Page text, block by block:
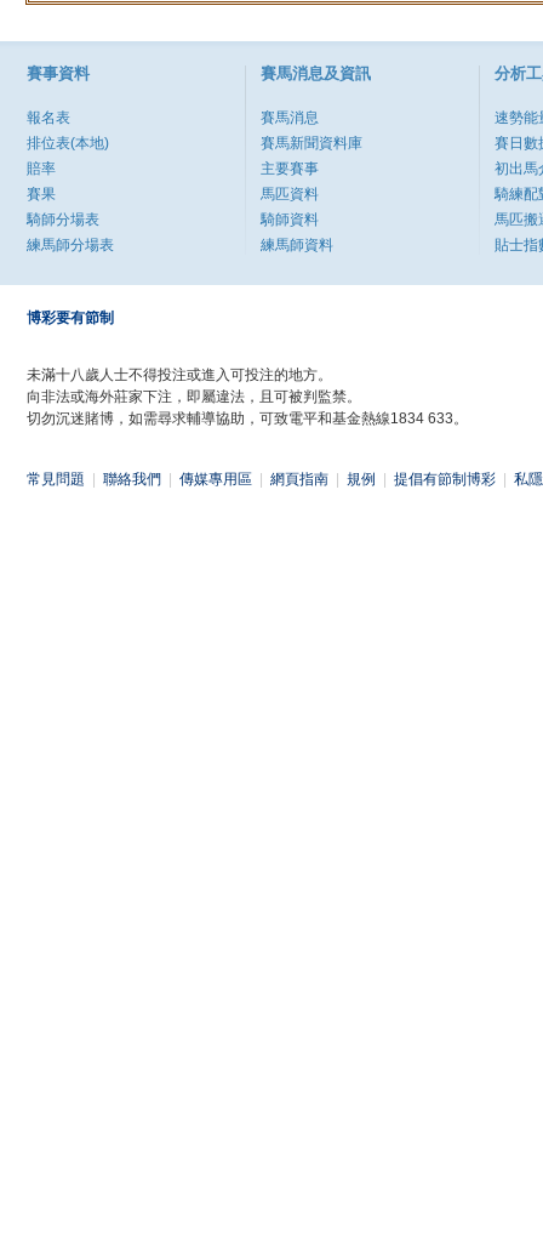
賽事資料
報名表
排位表(本地)
賠率
賽果
騎師分場表
練馬師分場表
賽馬消息及資訊
賽馬消息
賽馬新聞資料庫
主要賽事
馬匹資料
騎師資料
練馬師資料
分析
速勢能
賽日數
初出馬
騎練配
馬匹搬
貼士指
博彩要有節制
未滿十八歲人士不得投注或進入可投注的地方。
向非法或海外莊家下注，即屬違法，且可被判監禁。
切勿沉迷賭博，如需尋求輔導協助，可致電平和基金熱線1834 633。
常見問題 聯絡我們 傳媒專用區 網頁指南 規例 提倡有節制博彩 私